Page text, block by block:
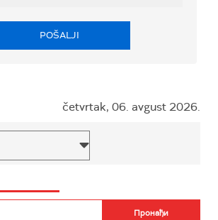
POŠALJI
četvrtak, 06. avgust 2026.